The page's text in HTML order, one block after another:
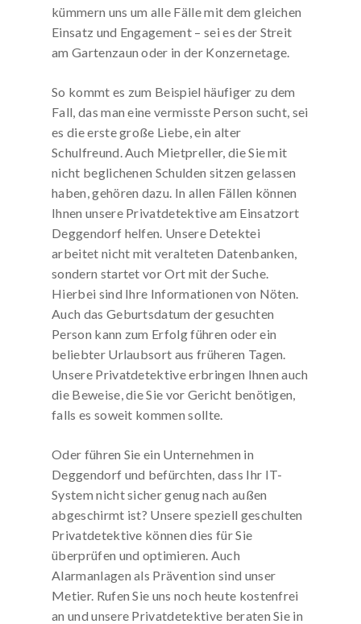
kümmern uns um alle Fälle mit dem gleichen
Einsatz und Engagement – sei es der Streit
am Gartenzaun oder in der Konzernetage.
So kommt es zum Beispiel häufiger zu dem
Fall, das man eine vermisste Person sucht, sei
es die erste große Liebe, ein alter
Schulfreund. Auch Mietpreller, die Sie mit
nicht beglichenen Schulden sitzen gelassen
haben, gehören dazu. In allen Fällen können
Ihnen unsere Privatdetektive am Einsatzort
Deggendorf helfen. Unsere Detektei
arbeitet nicht mit veralteten Datenbanken,
sondern startet vor Ort mit der Suche.
Hierbei sind Ihre Informationen von Nöten.
Auch das Geburtsdatum der gesuchten
Person kann zum Erfolg führen oder ein
beliebter Urlaubsort aus früheren Tagen.
Unsere Privatdetektive erbringen Ihnen auch
die Beweise, die Sie vor Gericht benötigen,
falls es soweit kommen sollte.
Oder führen Sie ein Unternehmen in
Deggendorf und befürchten, dass Ihr IT-
System nicht sicher genug nach außen
abgeschirmt ist? Unsere speziell geschulten
Privatdetektive können dies für Sie
überprüfen und optimieren. Auch
Alarmanlagen als Prävention sind unser
Metier. Rufen Sie uns noch heute kostenfrei
an und unsere Privatdetektive beraten Sie in